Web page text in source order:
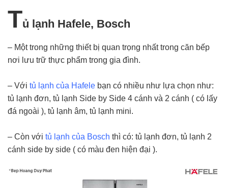
Tủ lạnh Hafele, Bosch
– Một trong những thiết bị quan trọng nhất trong căn bếp
nơi lưu trữ thực phẩm trong gia đình.
– Với tủ lạnh của Hafele bạn có nhiều như lựa chọn như:
tủ lạnh đơn, tủ lạnh Side by Side 4 cánh và 2 cánh ( có lấy
đá ngoài ), tủ lạnh âm, tủ lạnh mini.
– Còn với tủ lạnh của Bosch thì có: tủ lạnh đơn, tủ lạnh 2
cánh side by side ( có màu đen hiện đại ).